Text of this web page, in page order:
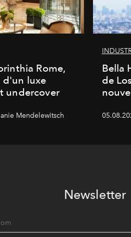
Rome,
d'un luxe
undercover
Mendelewitsch
Bella
de
Newsletter